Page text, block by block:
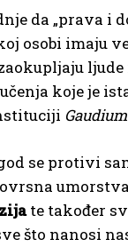
da „prava i
osobi imaju
ljude
koje je
se protivi
te također
što nanosi